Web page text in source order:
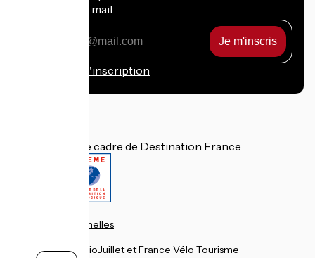
Mon adresse mail
Conditions d'inscription
Financé dans le cadre de Destination France
Données personnelles
Réalisation :StudioJuilletetFrance Vélo Tourisme